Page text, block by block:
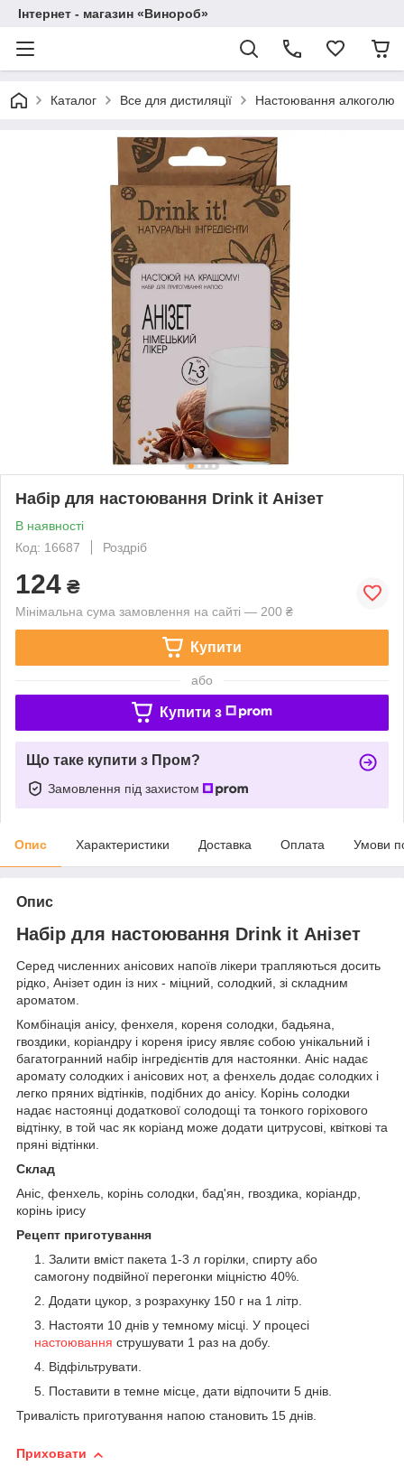
Інтернет - магазин «Винороб»
Каталог Все для дистиляції Настоювання алкоголю
Набір для настоювання Drink it Анізет
В наявності
Код: 16687
Роздріб
124 ₴
Мінімальна сума замовлення на сайті — 200 ₴
Купити
або
Купити з
Що таке купити з Пром?
Замовлення під захистом
Опис Характеристики Доставка Оплата Умови
Опис
Набір для настоювання Drink it Анізет
Серед численних анісових напоїв лікери трапляються досить
рідко, Анізет один із них - міцний, солодкий, зі складним
ароматом.
Комбінація анісу, фенхеля, кореня солодки, бадьяна,
гвоздики, коріандру і кореня ірису являє собою унікальний і
багатогранний набір інгредієнтів для настоянки. Аніс надає
аромату солодких і анісових нот, а фенхель додає солодких і
легко пряних відтінків, подібних до анісу. Корінь солодки
надає настоянці додаткової солодощі та тонкого горіхового
відтінку, в той час як коріанд може додати цитрусові, квіткові та
пряні відтінки.
Склад
Аніс, фенхель, корінь солодки, бад'ян, гвоздика, коріандр,
корінь ірису
Рецепт приготування
Залити вміст пакета 1-3 л горілки, спирту або
самогону подвійної перегонки міцністю 40%.
Додати цукор, з розрахунку 150 г на 1 літр.
Настояти 10 днів у темному місці. У процесі
настоювання струшувати 1 раз на добу.
Відфільтрувати.
Поставити в темне місце, дати відпочити 5 днів.
Тривалість приготування напою становить 15 днів.
Приховати